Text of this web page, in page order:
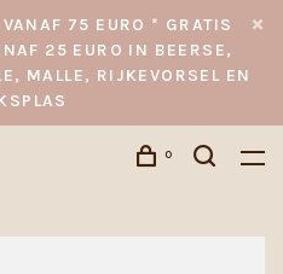
75 EURO * GRATIS
25 EURO IN BEERSE,
MALLE, RIJKEVORSEL EN
0